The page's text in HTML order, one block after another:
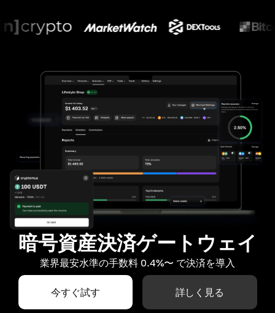
暗号資産決済ゲートウェイ
業界最安水準の手数料 0.4%〜 で決済を導入
今すぐ試す 詳しく見る